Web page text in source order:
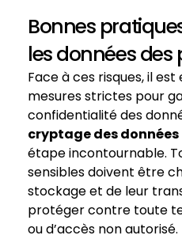
Bonnes
les données des
Face à ces risques, il
mesures strictes pour
confidentialité des
cryptage des données
étape incontournable.
sensibles doivent être
stockage et de leur
protéger contre toute
ou d’accès non autorisé.